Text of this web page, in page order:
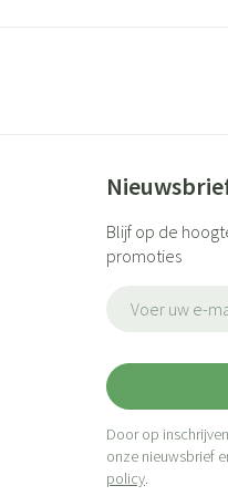
Blijf op de
promoties
Door op
onze nieuwsbrief
policy.